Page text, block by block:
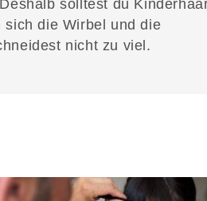
solltest du
sich die Wirbel und die
nicht zu viel.